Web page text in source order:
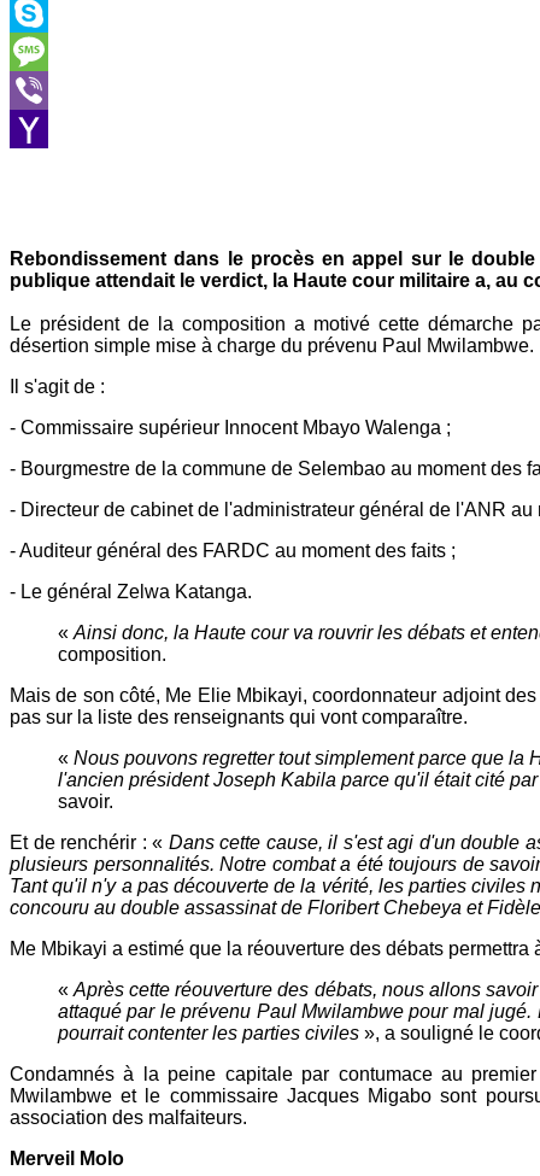
Outlook.com
Skype
Message
Viber
Rebondissement dans le procès en appel sur le
publique attendait le verdict, la Haute cour militaire a, au
Le président de la composition a motivé cette démarche
désertion simple mise à charge du prévenu Paul Mwilambwe.
Il s'agit de :
- Commissaire supérieur Innocent Mbayo Walenga ;
- Bourgmestre de la commune de Selembao au moment des
- Directeur de cabinet de l'administrateur général de l'ANR au
- Auditeur général des FARDC au moment des faits ;
- Le général Zelwa Katanga.
«Ainsi donc, la Haute cour va rouvrir les débats et
composition.
Mais de son côté, Me Elie Mbikayi, coordonnateur adjoint
pas sur la liste des renseignants qui vont comparaître.
« Nous pouvons regretter tout simplement parce que la
l'ancien président Joseph Kabila parce qu'il était cité
savoir.
Et de renchérir : « Dans cette cause, il s'est agi d'un double
plusieurs personnalités. Notre combat a été toujours de
Tant qu'il n'y a pas découverte de la vérité, les parties
concouru au double assassinat de Floribert Chebeya et
Me Mbikayi a estimé que la réouverture des débats
«Après cette réouverture des débats, nous allons
attaqué par le prévenu Paul Mwilambwe pour mal
pourrait contenter les parties civiles », a souligné le
Condamnés à la peine capitale par contumace au
Mwilambwe et le commissaire Jacques Migabo sont
association des malfaiteurs.
Merveil Molo